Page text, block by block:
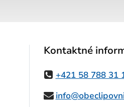
Kontaktné
+421 58 788 31